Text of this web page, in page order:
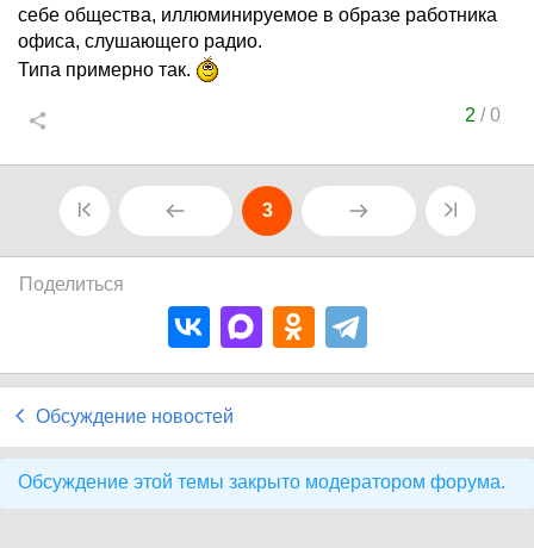
себе общества, иллюминируемое в образе работника
офиса, слушающего радио.
Типа примерно так.
2 /0
3
Поделиться
Обсуждение новостей
Обсуждение этой темы закрыто модератором форума.